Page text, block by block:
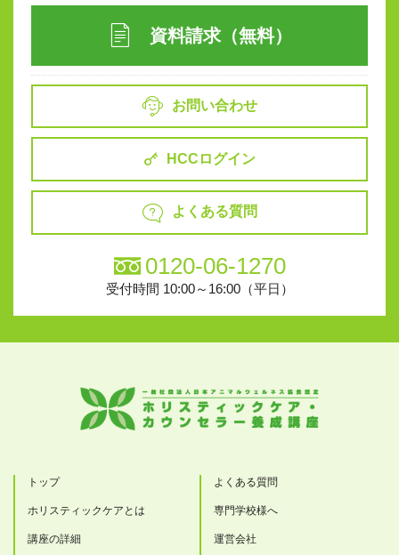
資料請求（無料）
お問い合わせ
HCCログイン
よくある質問
0120-06-1270
受付時間 10:00～16:00（平日）
トップ
ホリスティックケアとは
講座の詳細
よくある質問
専門学校様へ
運営会社